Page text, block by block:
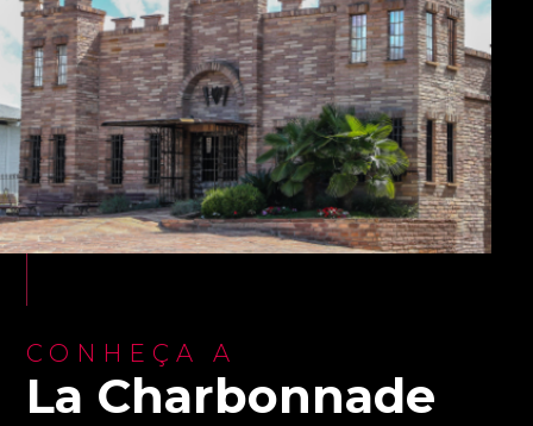
CONHEÇA A
La Charbonnade